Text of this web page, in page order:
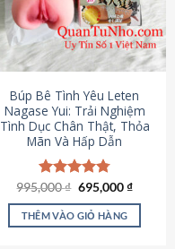
Búp Bê Tình Yêu Leten
Nagase Yui: Trải Nghiệm
Tình Dục Chân Thật, Thỏa
Mãn Và Hấp Dẫn
Được xếp
hạng4.80
5 sao
995,000₫ Giá
là:
995,000 ₫.
695,000₫Giá
tại
THÊM VÀO GIỎ HÀNG